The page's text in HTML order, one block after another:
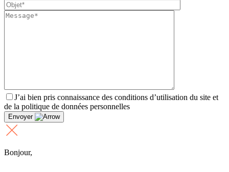
J’ai bien pris connaissance des conditions d’utilisation du site et
de la politique de données personnelles
Envoyer
Bonjour,